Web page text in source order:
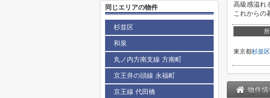
高級感溢れ
これからの
東京都杉並区
物件情
同じエリアの物件
杉並区
和泉
丸ノ内方南支線 方南町
京王井の頭線 永福町
京王線 代田橋